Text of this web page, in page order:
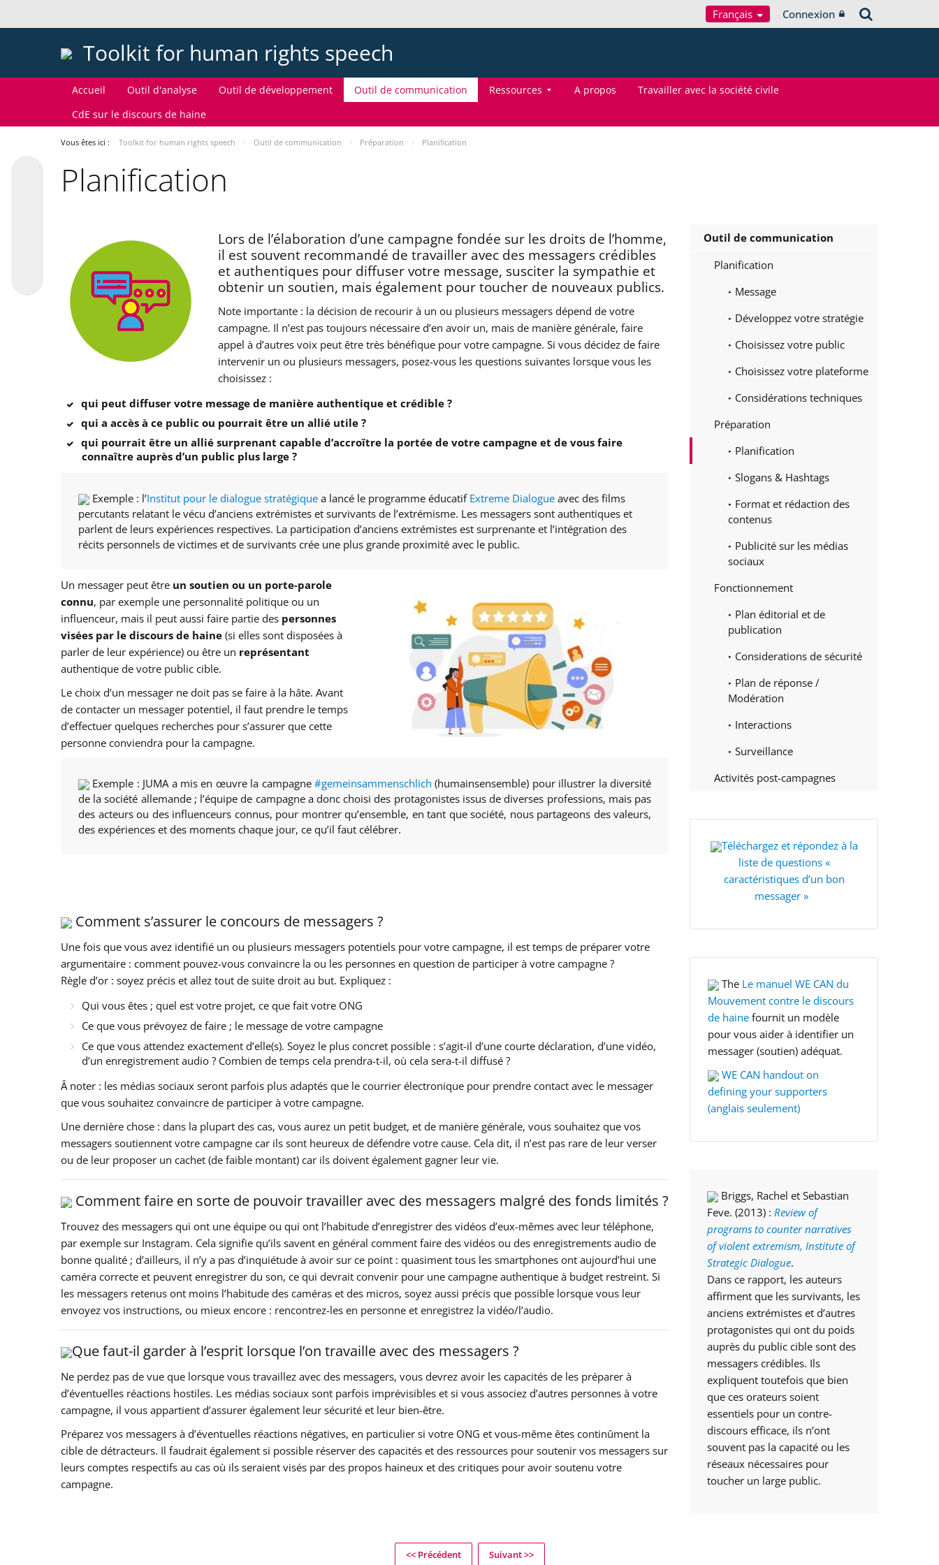
Français Connexion
Toolkit for human rights speech
Accueil Outil d'analyse Outil de développement Outil de communication Ressources A propos
Travailler avec la société civile
CdE sur le discours de haine
Vous êtes ici : Toolkit for human rights speech Outil de communication Préparation Planification
Planification
Lors de l’élaboration d’une campagne fondée sur les droits de l’homme,
il est souvent recommandé de travailler avec des messagers crédibles
et authentiques pour diffuser votre message, susciter la sympathie et
obtenir un soutien, mais également pour toucher de nouveaux publics.
Note importante : la décision de recourir à un ou plusieurs messagers dépend de votre
campagne. Il n’est pas toujours nécessaire d’en avoir un, mais de manière générale, faire
appel à d’autres voix peut être très bénéfique pour votre campagne. Si vous décidez de faire
intervenir un ou plusieurs messagers, posez-vous les questions suivantes lorsque vous les
choisissez :
qui peut diffuser votre message de manière authentique et crédible ?
qui a accès à ce public ou pourrait être un allié utile ?
qui pourrait être un allié surprenant capable d’accroître la portée de votre campagne et de vous faire
connaître auprès d’un public plus large ?
Exemple : l’Institut pour le dialogue stratégique a lancé le programme éducatif Extreme Dialogue avec des films
percutants relatant le vécu d’anciens extrémistes et survivants de l’extrémisme. Les messagers sont authentiques et
parlent de leurs expériences respectives. La participation d’anciens extrémistes est surprenante et l’intégration des
récits personnels de victimes et de survivants crée une plus grande proximité avec le public.
Un messager peut être un soutien ou un porte-parole
connu, par exemple une personnalité politique ou un
influenceur, mais il peut aussi faire partie des personnes
visées par le discours de haine (si elles sont disposées à
parler de leur expérience) ou être un représentant
authentique de votre public cible.
Le choix d’un messager ne doit pas se faire à la hâte. Avant
de contacter un messager potentiel, il faut prendre le temps
d’effectuer quelques recherches pour s’assurer que cette
personne conviendra pour la campagne.
Exemple : JUMA a mis en œuvre la campagne#gemeinsammenschlich (humainsensemble) pour illustrer la diversité
de la société allemande ; l’équipe de campagne a donc choisi des protagonistes issus de diverses professions, mais pas
des acteurs ou des influenceurs connus, pour montrer qu’ensemble, en tant que société, nous partageons des valeurs,
des expériences et des moments chaque jour, ce qu’il faut célébrer.
Comment s’assurer le concours de messagers ?
Une fois que vous avez identifié un ou plusieurs messagers potentiels pour votre campagne, il est temps de préparer votre
argumentaire : comment pouvez-vous convaincre la ou les personnes en question de participer à votre campagne ?
Règle d’or : soyez précis et allez tout de suite droit au but. Expliquez :
Qui vous êtes ; quel est votre projet, ce que fait votre ONG
Ce que vous prévoyez de faire ; le message de votre campagne
Ce que vous attendez exactement d’elle(s). Soyez le plus concret possible : s’agit-il d’une courte déclaration, d’une vidéo,
d’un enregistrement audio ? Combien de temps cela prendra-t-il, où cela sera-t-il diffusé ?
Â noter : les médias sociaux seront parfois plus adaptés que le courrier électronique pour prendre contact avec le messager
que vous souhaitez convaincre de participer à votre campagne.
Une dernière chose : dans la plupart des cas, vous aurez un petit budget, et de manière générale, vous souhaitez que vos
messagers soutiennent votre campagne car ils sont heureux de défendre votre cause. Cela dit, il n’est pas rare de leur verser
ou de leur proposer un cachet (de faible montant) car ils doivent également gagner leur vie.
Comment faire en sorte de pouvoir travailler avec des messagers malgré des fonds limités ?
Trouvez des messagers qui ont une équipe ou qui ont l’habitude d’enregistrer des vidéos d’eux-mêmes avec leur téléphone,
par exemple sur Instagram. Cela signifie qu’ils savent en général comment faire des vidéos ou des enregistrements audio de
bonne qualité ; d’ailleurs, il n’y a pas d’inquiétude à avoir sur ce point : quasiment tous les smartphones ont aujourd’hui une
caméra correcte et peuvent enregistrer du son, ce qui devrait convenir pour une campagne authentique à budget restreint. Si
les messagers retenus ont moins l’habitude des caméras et des micros, soyez aussi précis que possible lorsque vous leur
envoyez vos instructions, ou mieux encore : rencontrez-les en personne et enregistrez la vidéo/l’audio.
Que faut-il garder à l’esprit lorsque l’on travaille avec des messagers ?
Ne perdez pas de vue que lorsque vous travaillez avec des messagers, vous devrez avoir les capacités de les préparer à
d’éventuelles réactions hostiles. Les médias sociaux sont parfois imprévisibles et si vous associez d’autres personnes à votre
campagne, il vous appartient d’assurer également leur sécurité et leur bien-être.
Préparez vos messagers à d’éventuelles réactions négatives, en particulier si votre ONG et vous-même êtes continûment la
cible de détracteurs. Il faudrait également si possible réserver des capacités et des ressources pour soutenir vos messagers sur
leurs comptes respectifs au cas où ils seraient visés par des propos haineux et des critiques pour avoir soutenu votre
campagne.
Outil de communication
Planification
Message
Développez votre stratégie
Choisissez votre public
Choisissez votre plateforme
Considérations techniques
Préparation
Planification
Slogans & Hashtags
Format et rédaction des
contenus
Publicité sur les médias
sociaux
Fonctionnement
Plan éditorial et de
publication
Considerations de sécurité
Plan de réponse /
Modération
Interactions
Surveillance
Activités post-campagnes
Téléchargez et répondez à la
liste de questions «
caractéristiques d’un bon
messager »
The Le manuel WE CAN du
Mouvement contre le discours
de haine fournit un modèle
pour vous aider à identifier un
messager (soutien) adéquat.
WE CAN handout on
defining your supporters
(anglais seulement)
Briggs, Rachel et Sebastian
Feve. (2013) : Review of
programs to counter narratives
of violent extremism, Institute of
Strategic Dialogue.
Dans ce rapport, les auteurs
affirment que les survivants, les
anciens extrémistes et d’autres
protagonistes qui ont du poids
auprès du public cible sont des
messagers crédibles. Ils
expliquent toutefois que bien
que ces orateurs soient
essentiels pour un contre-
discours efficace, ils n’ont
souvent pas la capacité ou les
réseaux nécessaires pour
toucher un large public.
<< Précédent Suivant >>